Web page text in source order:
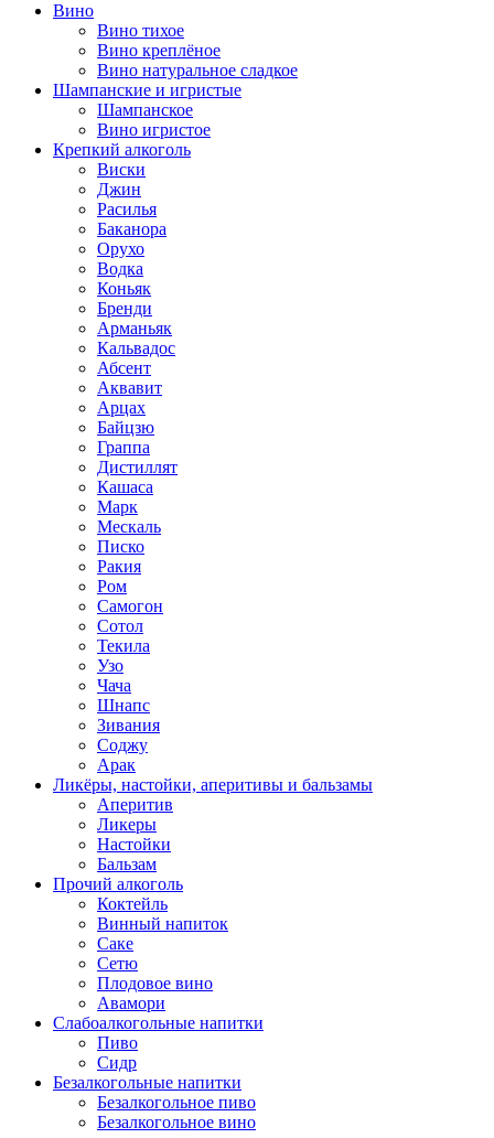
Вино
Вино тихое
Вино креплёное
Вино натуральное сладкое
Шампанские и игристые
Шампанское
Вино игристое
Крепкий алкоголь
Виски
Джин
Расилья
Баканора
Орухо
Водка
Коньяк
Бренди
Арманьяк
Кальвадос
Абсент
Аквавит
Арцах
Байцзю
Граппа
Дистиллят
Кашаса
Марк
Мескаль
Писко
Ракия
Ром
Самогон
Сотол
Текила
Узо
Чача
Шнапс
Зивания
Соджу
Арак
Ликёры, настойки, аперитивы и бальзамы
Аперитив
Ликеры
Настойки
Бальзам
Прочий алкоголь
Коктейль
Винный напиток
Саке
Сетю
Плодовое вино
Авамори
Слабоалкогольные напитки
Пиво
Сидр
Безалкогольные напитки
Безалкогольное пиво
Безалкогольное вино